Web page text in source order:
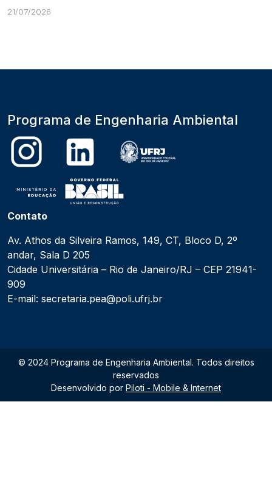
21/07/2026
Programa de Engenharia Ambiental
Contato
Av. Athos da Silveira Ramos, 149, CT, Bloco D, 2º
andar, Sala D 205
Cidade Universitária – Rio de Janeiro/RJ – CEP 21941-
909
E-mail: secretaria.pea@poli.ufrj.br
© 2024 Programa de Engenharia Ambiental. Todos direitos
reservados
Desenvolvido por Piloti - Mobile & Internet